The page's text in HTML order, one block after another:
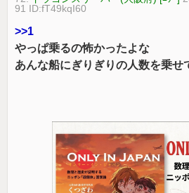
91 ID:fT49kqI60
>>1
やっぱ乗るの怖かったよな
あんな船にぎりぎりの人数を乗せ